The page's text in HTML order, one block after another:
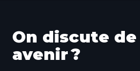
On discute
avenir ?